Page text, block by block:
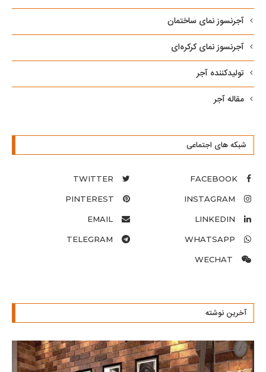
آجرنسوز نمای ساختمان
آجرنسوز نمای کرکره‌ای
تولیدکننده آجر
مقاله آجر
شبکه های اجتماعی
FACEBOOK
TWITTER
INSTAGRAM
PINTEREST
LINKEDIN
EMAIL
WHATSAPP
TELEGRAM
WECHAT
آخرین نوشته